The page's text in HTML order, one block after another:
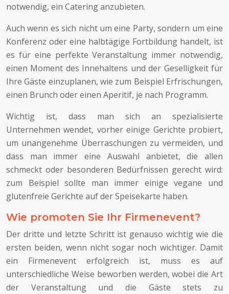
notwendig, ein Catering anzubieten.
Auch wenn es sich nicht um eine Party, sondern um eine
Konferenz oder eine halbtägige Fortbildung handelt, ist
es für eine perfekte Veranstaltung immer notwendig,
einen Moment des Innehaltens und der Geselligkeit für
Ihre Gäste einzuplanen, wie zum Beispiel Erfrischungen,
einen Brunch oder einen Aperitif, je nach Programm.
Wichtig ist, dass man sich an spezialisierte
Unternehmen wendet, vorher einige Gerichte probiert,
um unangenehme Überraschungen zu vermeiden, und
dass man immer eine Auswahl anbietet, die allen
schmeckt oder besonderen Bedürfnissen gerecht wird:
zum Beispiel sollte man immer einige vegane und
glutenfreie Gerichte auf der Speisekarte haben.
Wie promoten Sie Ihr Firmenevent?
Der dritte und letzte Schritt ist genauso wichtig wie die
ersten beiden, wenn nicht sogar noch wichtiger. Damit
ein Firmenevent erfolgreich ist, muss es auf
unterschiedliche Weise beworben werden, wobei die Art
der Veranstaltung und die Gäste stets zu